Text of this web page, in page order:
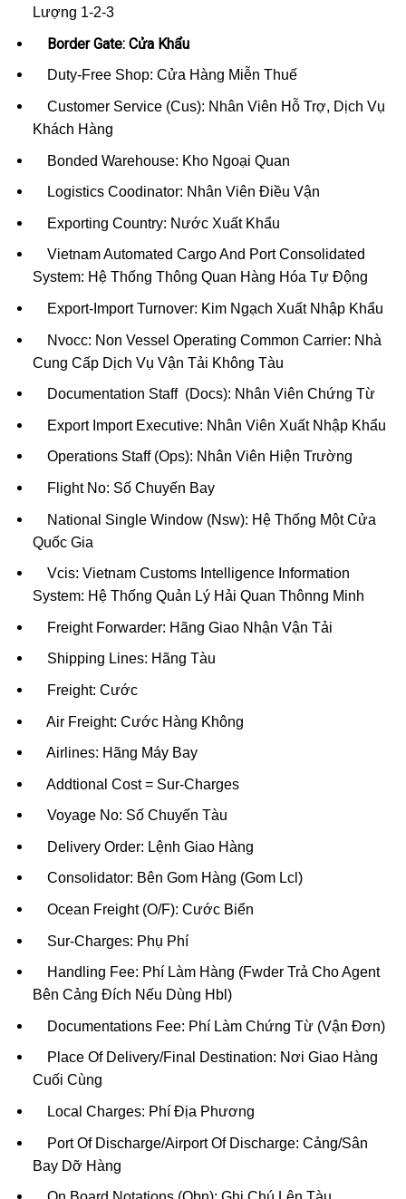
Lượng 1-2-3
Border Gate: Cửa Khẩu
Duty-Free Shop: Cửa Hàng Miễn Thuế
Customer Service (Cus): Nhân Viên Hỗ Trợ, Dịch Vụ
Khách Hàng
Bonded Warehouse: Kho Ngoại Quan
Logistics Coodinator: Nhân Viên Điều Vận
Exporting Country: Nước Xuất Khẩu
Vietnam Automated Cargo And Port Consolidated
System: Hệ Thống Thông Quan Hàng Hóa Tự Động
Export-Import Turnover: Kim Ngạch Xuất Nhập Khẩu
Nvocc: Non Vessel Operating Common Carrier: Nhà
Cung Cấp Dịch Vụ Vận Tải Không Tàu
Documentation Staff (Docs): Nhân Viên Chứng Từ
Export Import Executive: Nhân Viên Xuất Nhập Khẩu
Operations Staff (Ops): Nhân Viên Hiện Trường
Flight No: Số Chuyến Bay
National Single Window (Nsw): Hệ Thống Một Cửa
Quốc Gia
Vcis: Vietnam Customs Intelligence Information
System: Hệ Thống Quản Lý Hải Quan Thônng Minh
Freight Forwarder: Hãng Giao Nhận Vận Tải
Shipping Lines: Hãng Tàu
Freight: Cước
Air Freight: Cước Hàng Không
Airlines: Hãng Máy Bay
Addtional Cost = Sur-Charges
Voyage No: Số Chuyến Tàu
Delivery Order: Lệnh Giao Hàng
Consolidator: Bên Gom Hàng (Gom Lcl)
Ocean Freight (O/F): Cước Biển
Sur-Charges: Phụ Phí
Handling Fee: Phí Làm Hàng (Fwder Trả Cho Agent
Bên Cảng Đích Nếu Dùng Hbl)
Documentations Fee: Phí Làm Chứng Từ (Vận Đơn)
Place Of Delivery/Final Destination: Nơi Giao Hàng
Cuối Cùng
Local Charges: Phí Địa Phương
Port Of Discharge/Airport Of Discharge: Cảng/Sân
Bay Dỡ Hàng